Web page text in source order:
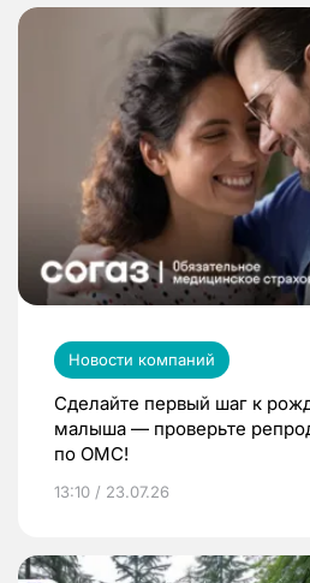
Новости компаний
Сделайте первый шаг к
малыша — проверьте
по ОМС!
13:10 / 23.07.26